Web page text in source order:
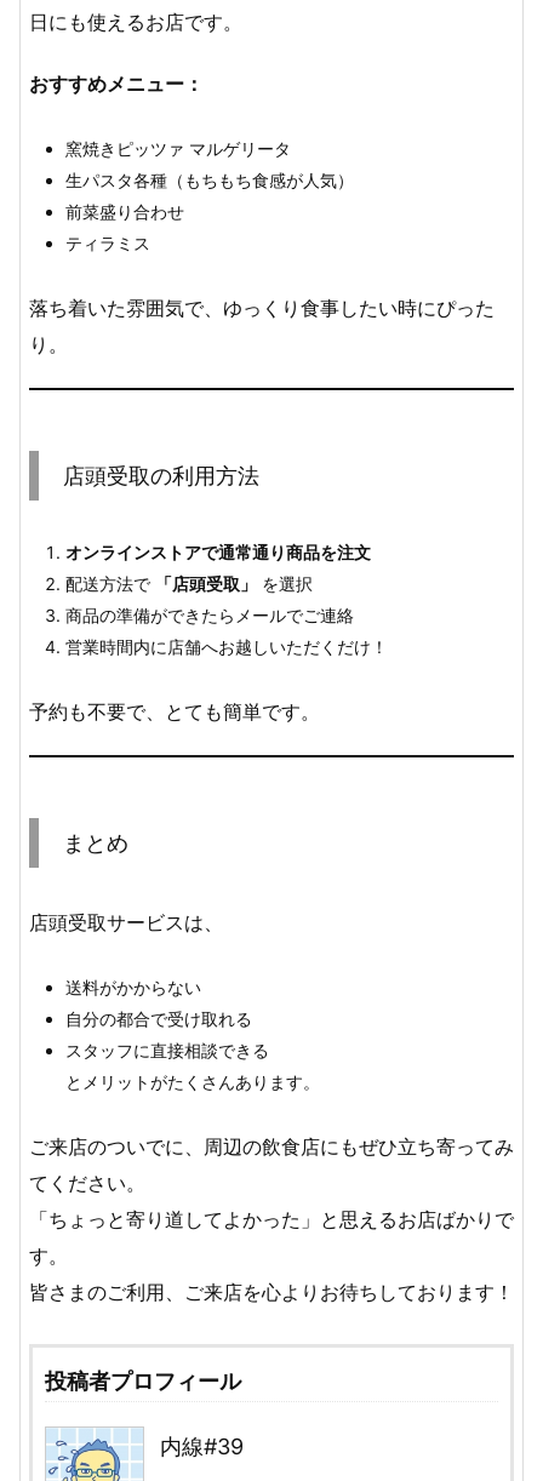
日にも使えるお店です。
おすすめメニュー：
窯焼きピッツァ マルゲリータ
生パスタ各種（もちもち食感が人気）
前菜盛り合わせ
ティラミス
落ち着いた雰囲気で、ゆっくり食事したい時にぴった
り。
店頭受取の利用方法
オンラインストアで通常通り商品を注文
配送方法で
「店頭受取」
を選択
商品の準備ができたらメールでご連絡
営業時間内に店舗へお越しいただくだけ！
予約も不要で、とても簡単です。
まとめ
店頭受取サービスは、
送料がかからない
自分の都合で受け取れる
スタッフに直接相談できる
とメリットがたくさんあります。
ご来店のついでに、周辺の飲食店にもぜひ立ち寄ってみ
てください。
「ちょっと寄り道してよかった」と思えるお店ばかりで
す。
皆さまのご利用、ご来店を心よりお待ちしております！
投稿者プロフィール
内線#39